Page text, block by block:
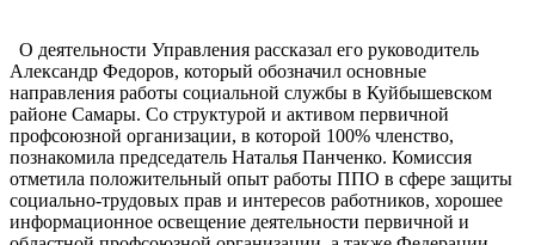
О деятельности Управления рассказал его руководитель
Александр Федоров, который обозначил основные
направления работы социальной службы в Куйбышевском
районе Самары. Со структурой и активом первичной
профсоюзной организации, в которой 100% членство,
познакомила председатель Наталья Панченко. Комиссия
отметила положительный опыт работы ППО в сфере защиты
социально-трудовых прав и интересов работников, хорошее
информационное освещение деятельности первичной и